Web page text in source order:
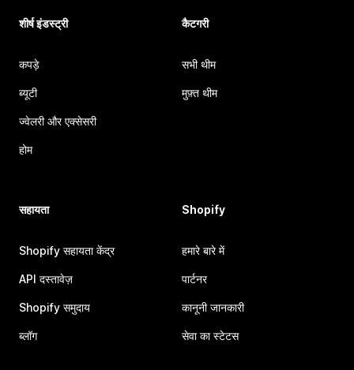
शीर्ष इंडस्ट्री
कपड़े
ब्यूटी
ज्वेलरी और एक्सेसरी
होम
कैटगरी
सभी थीम
मुफ़्त थीम
सहायता
Shopify सहायता केंद्र
API दस्तावेज़
Shopify समुदाय
ब्लॉग
Shopify
हमारे बारे में
पार्टनर
कानूनी जानकारी
सेवा का स्टेटस